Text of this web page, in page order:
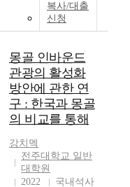
e
복사/대출
신청
몽골 인바운드
관광의 활성화
방안에 관한 연
구 : 한국과 몽골
의 비교를 통해
강치멕
전주대학교 일반
대학원
2022
국내석사